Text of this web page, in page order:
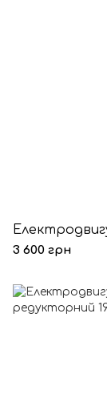
3 600 грн